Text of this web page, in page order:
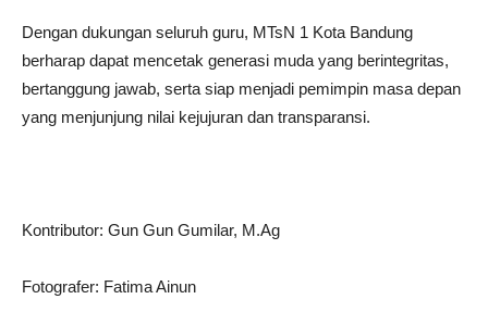
Dengan dukungan seluruh guru, MTsN 1 Kota Bandung
berharap dapat mencetak generasi muda yang berintegritas,
bertanggung jawab, serta siap menjadi pemimpin masa depan
yang menjunjung nilai kejujuran dan transparansi.
Kontributor: Gun Gun Gumilar, M.Ag
Fotografer: Fatima Ainun